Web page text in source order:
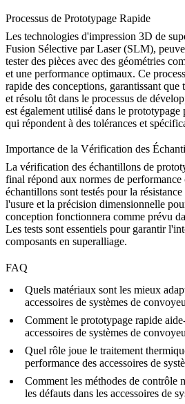
Processus de Prototypage Rapide
Les technologies d'impression 3D de
Fusion Sélective par Laser (SLM),
tester des pièces avec des géométries
et une performance optimaux. Ce
rapide des conceptions, garantissant
et résolu tôt dans le processus de
est également utilisé dans le prototypage
qui répondent à des tolérances et
Importance de la Vérification des
La vérification des échantillons de
final répond aux normes de performance
échantillons sont testés pour la
l'usure et la précision dimensionnelle
conception fonctionnera comme prévu
Les tests sont essentiels pour garantir
composants en superalliage.
FAQ
Quels matériaux sont les mieux
accessoires de systèmes de
Comment le prototypage rapide
accessoires de systèmes de
Quel rôle joue le traitement
performance des accessoires de
Comment les méthodes de contrôle
les défauts dans les accessoires de